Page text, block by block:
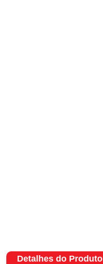
Detalhes do Produto